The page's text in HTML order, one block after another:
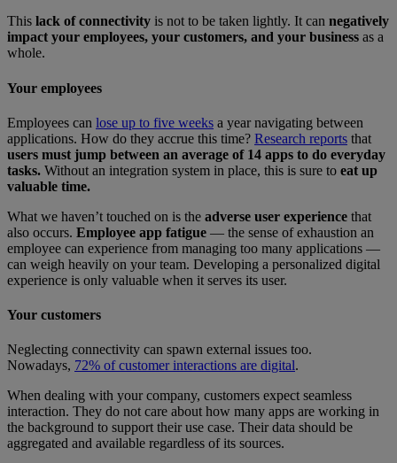
This lack of connectivity is not to be taken lightly. It can negatively
impact your employees, your customers, and your business as a
whole.
Your employees
Employees can lose up to five weeks a year navigating between
applications. How do they accrue this time? Research reports that
users must jump between an average of 14 apps to do everyday
tasks. Without an integration system in place, this is sure to eat up
valuable time.
What we haven’t touched on is the adverse user experience that
also occurs. Employee app fatigue — the sense of exhaustion an
employee can experience from managing too many applications —
can weigh heavily on your team. Developing a personalized digital
experience is only valuable when it serves its user.
Your customers
Neglecting connectivity can spawn external issues too.
Nowadays, 72% of customer interactions are digital.
When dealing with your company, customers expect seamless
interaction. They do not care about how many apps are working in
the background to support their use case. Their data should be
aggregated and available regardless of its sources.